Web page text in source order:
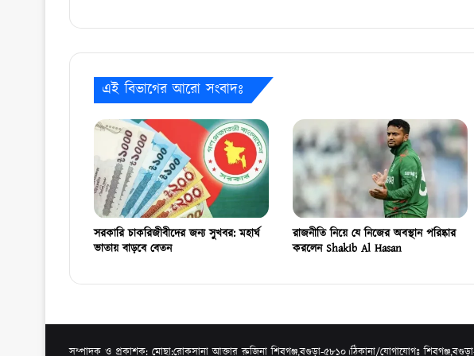
এই বিভাগের আরো সংবাদঃ
সরকারি চাকরিজীবীদের জন্য সুখবর: মহার্ঘ
ভাতায় বাড়বে বেতন
রাজনীতি নিয়ে যে নিজের অবস্থান পরিষ্কার
করলেন Shakib Al Hasan
সম্পাদক ও প্রকাশক: মোছা:রোকসানা আক্তার রুজিনা শিবগঞ্জ,বগুড়া-৫৮১০।ঠিকানা/যোগাযোগঃ